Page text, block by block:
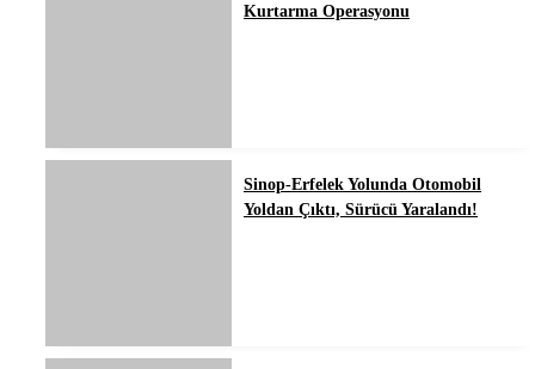
Kurtarma Operasyonu
Sinop-Erfelek Yolunda Otomobil
Yoldan Çıktı, Sürücü Yaralandı!